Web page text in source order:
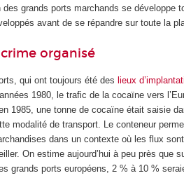
grands ports marchands se développe
avant de se répandre sur toute la
organisé
qui ont toujours été des lieux
1980, le trafic de la cocaïne vers
1985, une tonne de cocaïne était saisie
modalité de transport. Le conteneur
dans un contexte où les flux
On estime aujourd’hui à peu près que
grands ports européens, 2 % à 10 %